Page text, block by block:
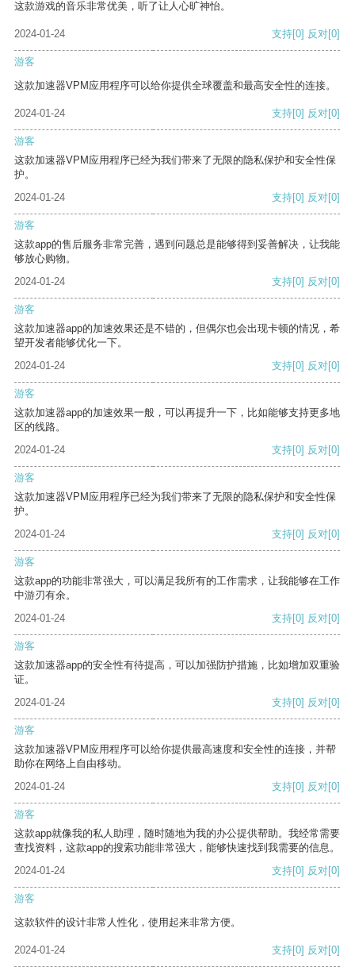
这款游戏的音乐非常优美，听了让人心旷神怡。
2024-01-24 支持[0] 反对[0]
游客
这款加速器VPM应用程序可以给你提供全球覆盖和最高安全性的连接。
2024-01-24 支持[0] 反对[0]
游客
这款加速器VPM应用程序已经为我们带来了无限的隐私保护和安全性保
护。
2024-01-24
支持[0] 反对[0]
游客
这款app的售后服务非常完善，遇到问题总是能够得到妥善解决，让我能
够放心购物。
2024-01-24
支持[0] 反对[0]
游客
这款加速器app的加速效果还是不错的，但偶尔也会出现卡顿的情况，希
望开发者能够优化一下。
2024-01-24
支持[0] 反对[0]
游客
这款加速器app的加速效果一般，可以再提升一下，比如能够支持更多地
区的线路。
2024-01-24
支持[0] 反对[0]
游客
这款加速器VPM应用程序已经为我们带来了无限的隐私保护和安全性保
护。
2024-01-24
支持[0] 反对[0]
游客
这款app的功能非常强大，可以满足我所有的工作需求，让我能够在工作
中游刃有余。
2024-01-24
支持[0] 反对[0]
游客
这款加速器app的安全性有待提高，可以加强防护措施，比如增加双重验
证。
2024-01-24
支持[0] 反对[0]
游客
这款加速器VPM应用程序可以给你提供最高速度和安全性的连接，并帮
助你在网络上自由移动。
2024-01-24
支持[0] 反对[0]
游客
这款app就像我的私人助理，随时随地为我的办公提供帮助。我经常需要
查找资料，这款app的搜索功能非常强大，能够快速找到我需要的信息。
2024-01-24
支持[0] 反对[0]
游客
这款软件的设计非常人性化，使用起来非常方便。
2024-01-24 支持[0] 反对[0]